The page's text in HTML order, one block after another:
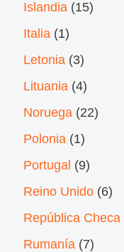
Islandia (15)
Italia (1)
Letonia (3)
Lituania (4)
Noruega (22)
Polonia (1)
Portugal (9)
Reino Unido (6)
República Checa
Rumanía (7)